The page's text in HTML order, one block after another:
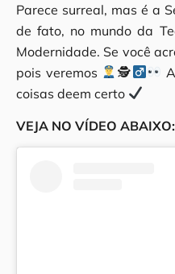
Parece surreal, mas é a
de fato, no mundo da
Modernidade. Se você
pois veremos
🕵‍
coisas deem certo
VEJA NO VÍDEO ABAIXO: